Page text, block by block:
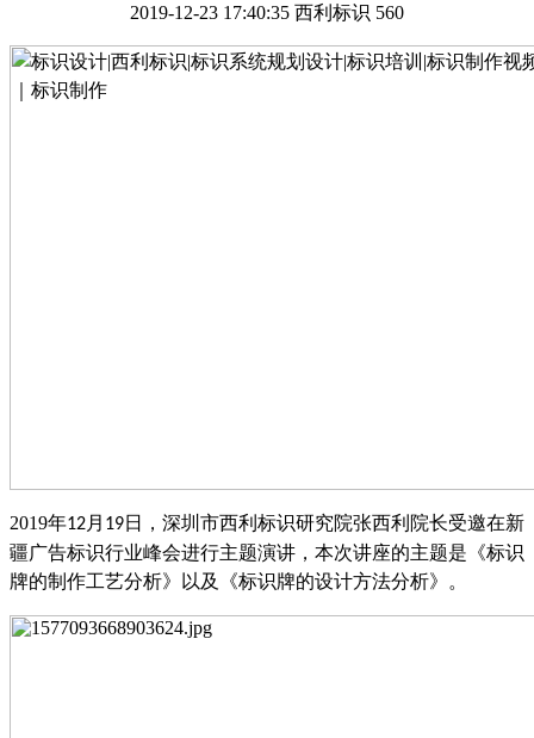
2019-12-23 17:40:35 西利标识 560
2019年12月 19日，深圳市西利标识研究院张西利院长受邀在新
疆广告标识行业峰会进行主题演讲，本次讲座的主题是《标识
牌的制作工艺分析》以及《标识牌的设计方法分析》。